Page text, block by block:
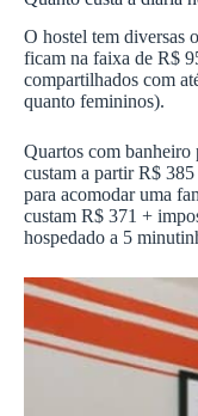
O hostel tem diversas
ficam na faixa de R$
compartilhados com
quanto femininos).
Quartos com banheiro
custam a partir R$
para acomodar uma
custam R$ 371 +
hospedado a 5